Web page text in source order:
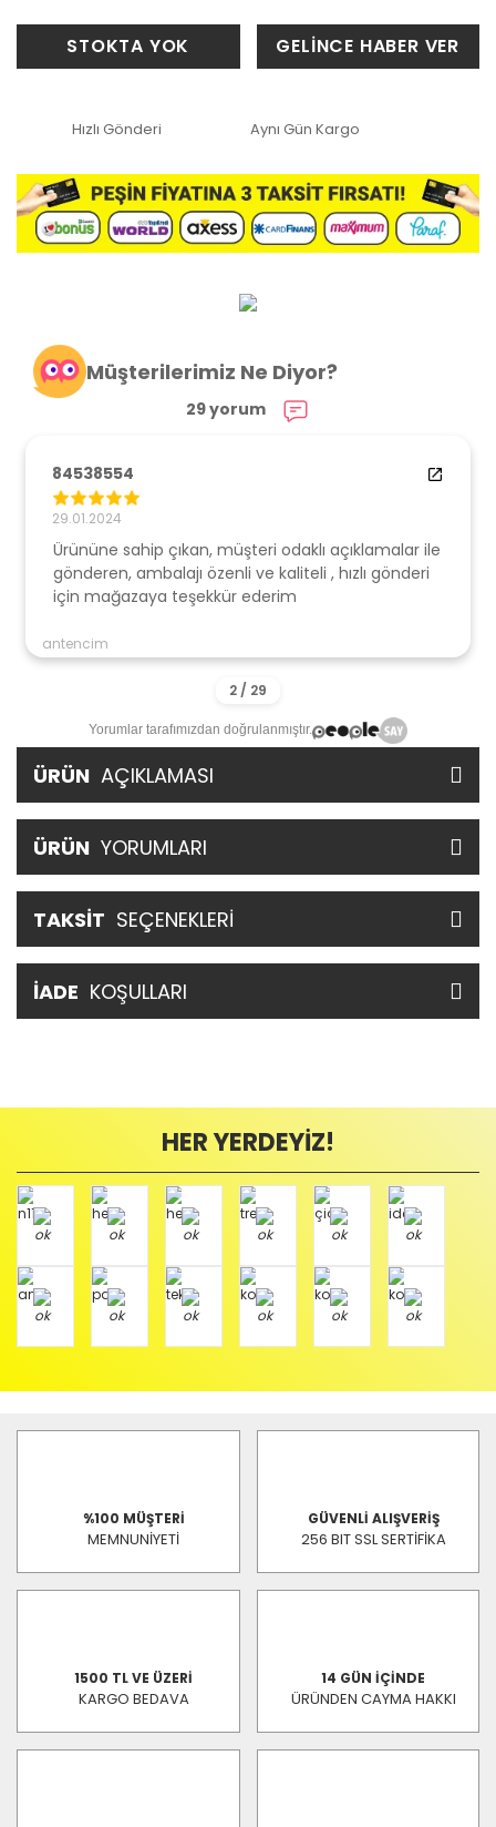
STOKTA YOK GELİNCE HABER VER
Hızlı Gönderi Aynı Gün Kargo
Müşterilerimiz Ne Diyor?
29 yorum
84538554
29.01.2024
Ürününe sahip çıkan, müşteri odaklı açıklamalar ile
gönderen, ambalajı özenli ve kaliteli , hızlı gönderi
için mağazaya teşekkür ederim
antencim
Yorumlar tarafımızdan doğrulanmıştır.
ÜRÜN AÇIKLAMASI
ÜRÜN YORUMLARI
TAKSİT SEÇENEKLERİ
İADE KOŞULLARI
HER YERDEYİZ!
%100 MÜŞTERİ
MEMNUNİYETİ
GÜVENLİ ALIŞVERİŞ
256 BIT SSL SERTİFİKA
1500 TL VE ÜZERİ
KARGO BEDAVA
14 GÜN İÇİNDE
ÜRÜNDEN CAYMA HAKKI